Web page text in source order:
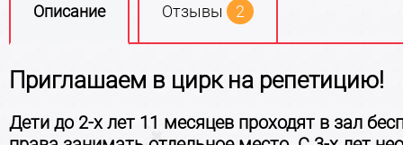
Описание Отзывы 2
Приглашаем в цирк на репетицию!
Дети до 2-х лет 11 месяцев проходят в зал